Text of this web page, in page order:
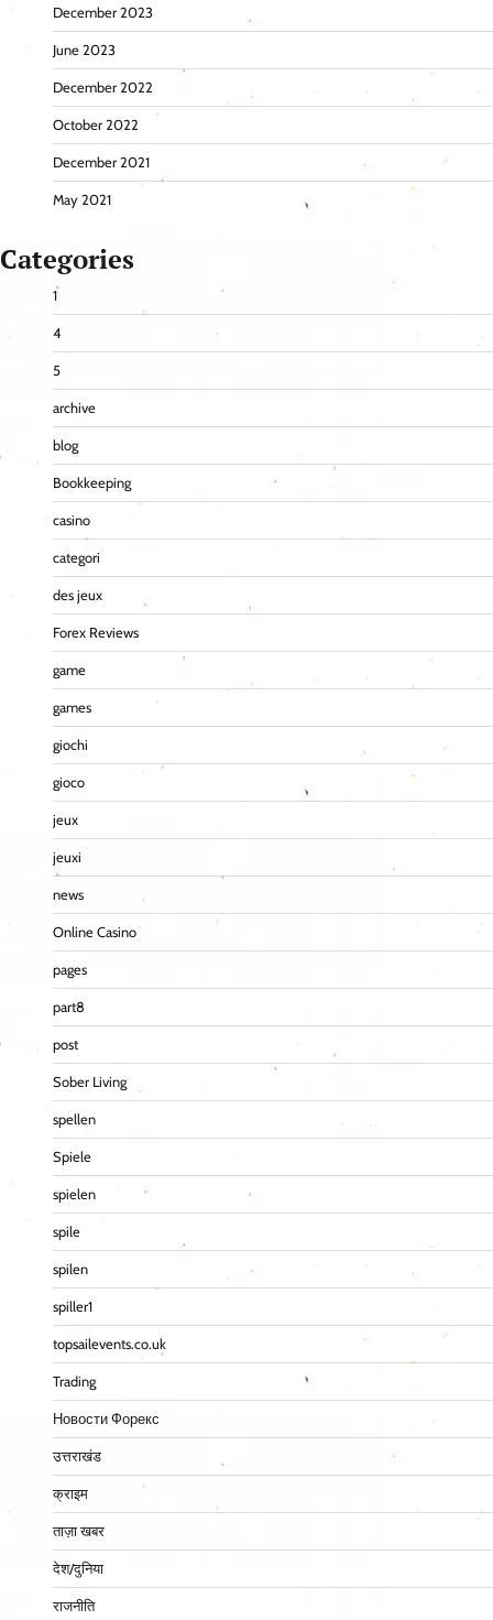
December 2023
June 2023
December 2022
October 2022
December 2021
May 2021
Categories
1
4
5
archive
blog
Bookkeeping
casino
categori
des jeux
Forex Reviews
game
games
giochi
gioco
jeux
jeuxi
news
Online Casino
pages
part8
post
Sober Living
spellen
Spiele
spielen
spile
spilen
spiller1
topsailevents.co.uk
Trading
Новости Форекс
उत्तराखंड
क्राइम
ताज़ा खबर
देश/दुनिया
राजनीति